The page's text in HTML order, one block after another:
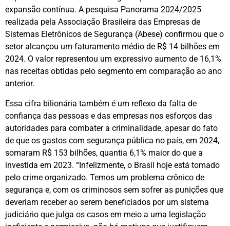
expansão contínua. A pesquisa Panorama 2024/2025
realizada pela Associação Brasileira das Empresas de
Sistemas Eletrônicos de Segurança (Abese) confirmou que o
setor alcançou um faturamento médio de R$ 14 bilhões em
2024. O valor representou um expressivo aumento de 16,1%
nas receitas obtidas pelo segmento em comparação ao ano
anterior.
Essa cifra bilionária também é um reflexo da falta de
confiança das pessoas e das empresas nos esforços das
autoridades para combater a criminalidade, apesar do fato
de que os gastos com segurança pública no país, em 2024,
somaram R$ 153 bilhões, quantia 6,1% maior do que a
investida em 2023. “Infelizmente, o Brasil hoje está tomado
pelo crime organizado. Temos um problema crônico de
segurança e, com os criminosos sem sofrer as punições que
deveriam receber ao serem beneficiados por um sistema
judiciário que julga os casos em meio a uma legislação